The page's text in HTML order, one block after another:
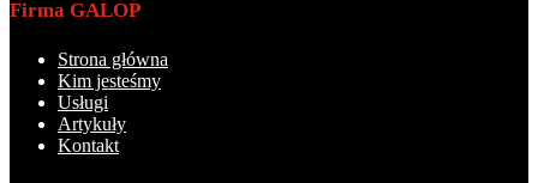
Firma GALOP
Strona główna
Kim jesteśmy
Usługi
Artykuły
Kontakt